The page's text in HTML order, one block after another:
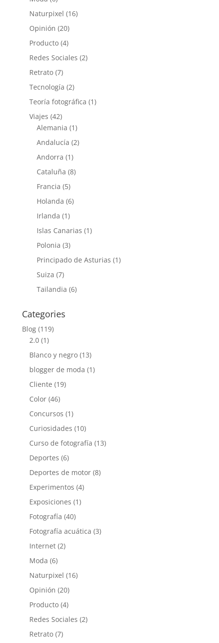
Naturpixel (16)
Opinión (20)
Producto(4)
Redes Sociales (2)
Retrato(7)
Tecnología (2)
Teoría fotográfica (1)
Viajes (42)
Alemania (1)
Andalucía (2)
Andorra (1)
Cataluña (8)
Francia (5)
Holanda (6)
Irlanda (1)
Islas Canarias (1)
Polonia (3)
Principado de Asturias (1)
Suiza (7)
Tailandia (6)
Categories
Blog(119)
2.0(1)
Blanco y negro(13)
blogger de moda (1)
Cliente (19)
Color(46)
Concursos (1)
Curiosidades (10)
Curso de fotografía (13)
Deportes (6)
Deportes de motor(8)
Experimentos (4)
Exposiciones (1)
Fotografía (40)
Fotografía acuática (3)
Internet(2)
Moda (6)
Naturpixel (16)
Opinión (20)
Producto(4)
Redes Sociales (2)
Retrato(7)